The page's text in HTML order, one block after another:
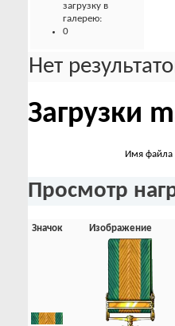
загрузку в
галерею:
0
Нет
Загрузки
Имя файла
Просмотр
Значок
Изображение